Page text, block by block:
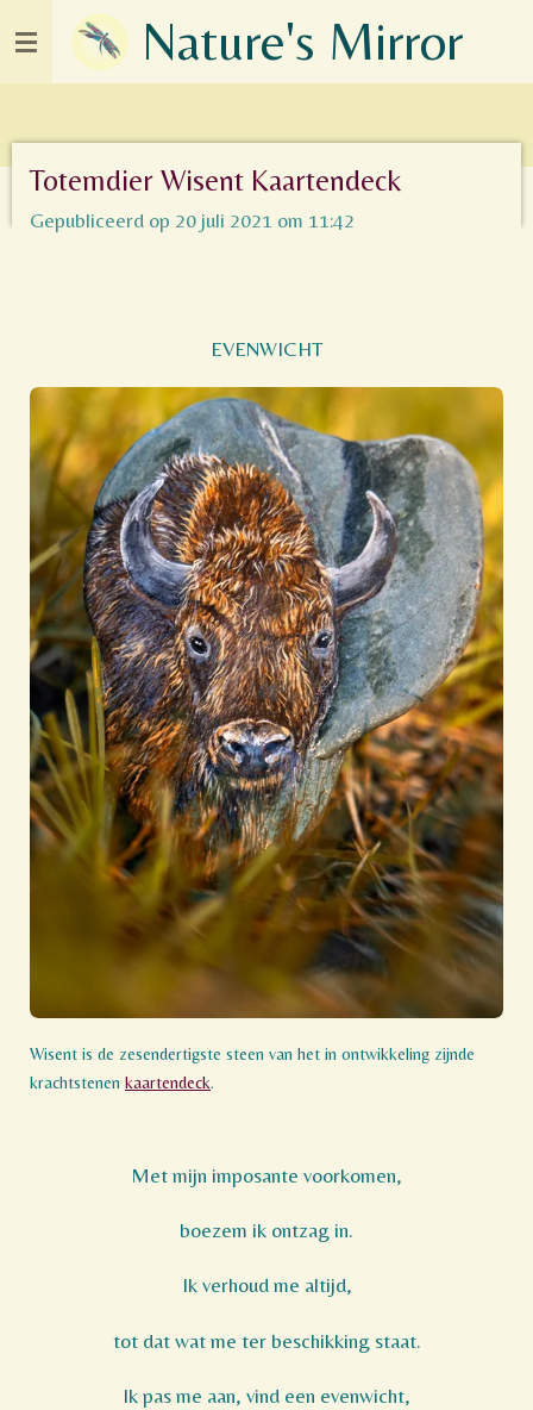
Ga
hoofdinhoud
Nature's Mirror
Totemdier Wisent Kaartendeck
Gepubliceerd op 20 juli 2021 om 11:42
EVENWICHT
Wisent is de zesendertigste steen van het in ontwikkeling zijnde
krachtstenen kaartendeck.
Met mijn imposante voorkomen,
boezem ik ontzag in.
Ik verhoud me altijd,
tot dat wat me ter beschikking staat.
Ik pas me aan, vind een evenwicht,